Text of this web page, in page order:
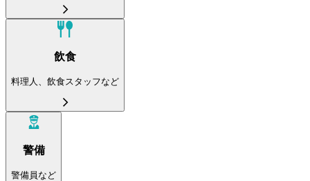
飲食
料理人、飲食スタッフなど
警備
警備員など